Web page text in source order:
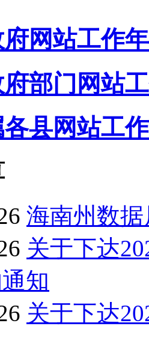
网站工作
部门网站
各县网站工
海南州数
关于下达
知
关于下达